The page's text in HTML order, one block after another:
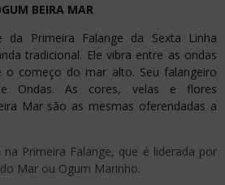
BEIRA MAR
da Primeira Falange da Sexta Linha
tradicional. Ele vibra entre as ondas
o começo do mar alto. Seu falangeiro
Ondas. As cores, velas e flores
Mar são as mesmas oferendadas a
Primeira Falange, que é liderada por
Mar ou Ogum Marinho.